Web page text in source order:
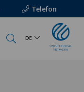
Telefon
DE